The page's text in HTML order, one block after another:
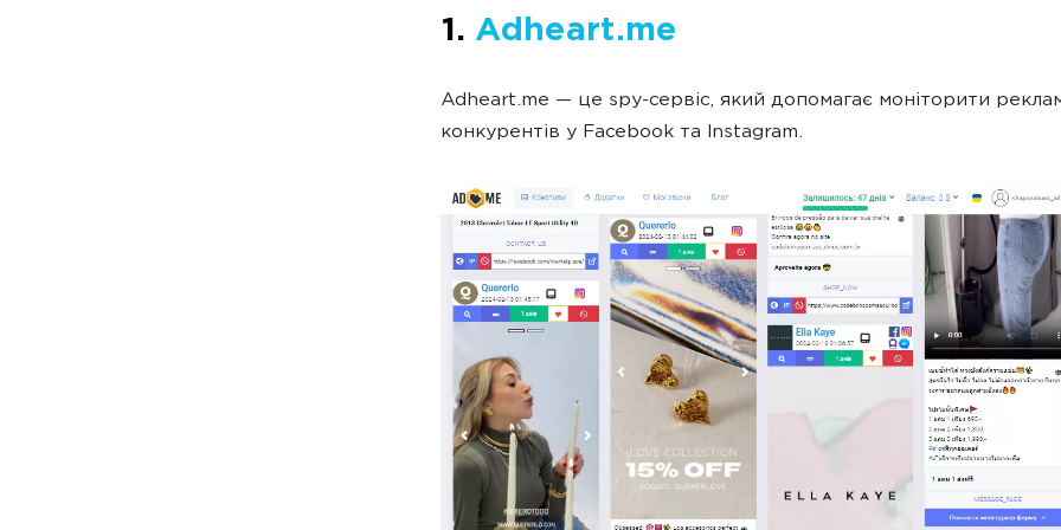
1. Adheart.me
Adheart.me — це spy-сервіс, який допомагає моніторити
конкурентів у Facebook та Instagram.